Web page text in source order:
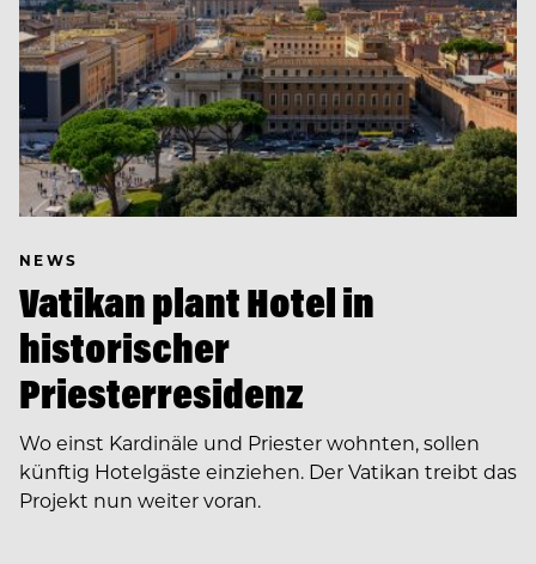
NEWS
Vatikan plant Hotel in
historischer
Priesterresidenz
Wo einst Kardinäle und Priester wohnten, sollen
künftig Hotelgäste einziehen. Der Vatikan treibt das
Projekt nun weiter voran.